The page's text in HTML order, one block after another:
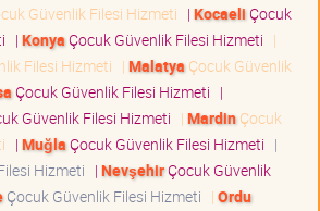
Güvenlik Filesi Hizmeti | KocaeliÇocuk
| KonyaÇocuk Güvenlik Filesi Hizmeti |
Filesi Hizmeti | Malatya Çocuk Güvenlik
Çocuk Güvenlik Filesi Hizmeti |
Güvenlik Filesi Hizmeti | MardinÇocuk
| MuğlaÇocuk Güvenlik Filesi Hizmeti |
Hizmeti | NevşehirÇocuk Güvenlik
Çocuk Güvenlik Filesi Hizmeti | Ordu